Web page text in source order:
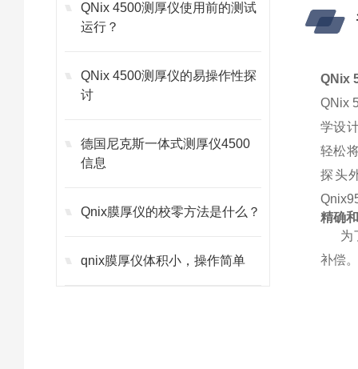
QNix 4500测厚仪使用前的测试
运行？
QNix 4500测厚仪的易操作性探
讨
德国尼克斯一体式测厚仪4500
信息
Qnix膜厚仪的校零方法是什么？
qnix膜厚仪体积小，操作简单
QNix
QNix
学设
轻松
探头
精确
为
补偿